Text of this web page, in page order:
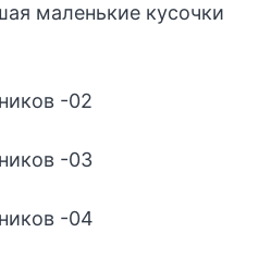
маленькие кусочки